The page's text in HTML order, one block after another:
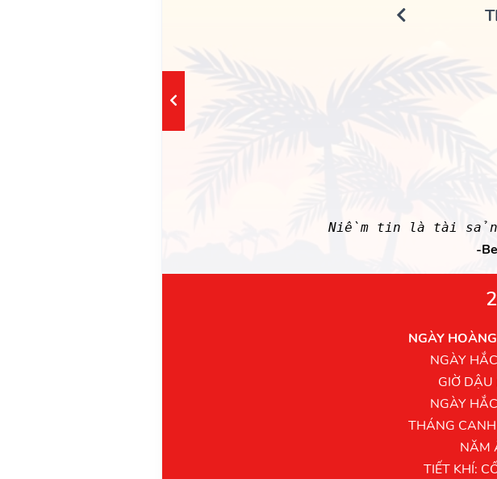
Niềm tin là tài sản
-
NGÀY
NGÀY
GIỜ DẬU
NGÀY
THÁNG
NĂM
TIẾT KHÍ: